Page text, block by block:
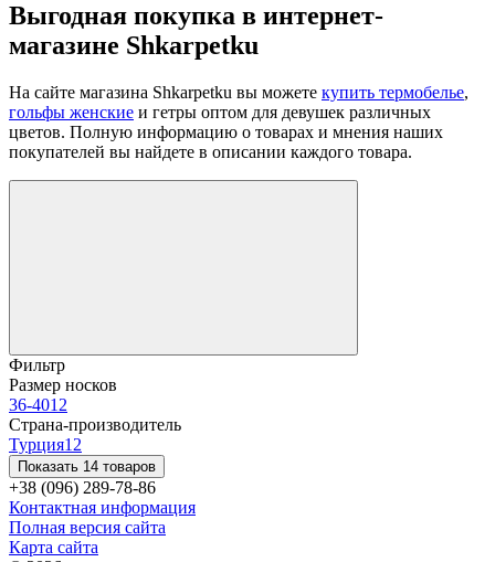
Выгодная покупка в интернет-
магазине Shkarpetku
На сайте магазина Shkarpetku вы можете купить термобелье,
гольфы женские и гетры оптом для девушек различных
цветов. Полную информацию о товарах и мнения наших
покупателей вы найдете в описании каждого товара.
Фильтр
Размер носков
36-4012
Страна-производитель
Турция12
Показать 14 товаров
+38 (096) 289-78-86
Контактная информация
Полная версия сайта
Карта сайта